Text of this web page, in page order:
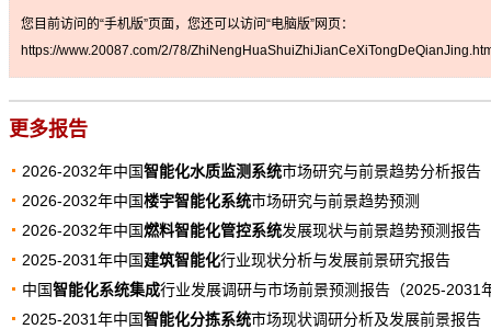
您目前访问的“手机版”页面，您还可以访问“电脑版”网页：
https://www.20087.com/2/78/
更多报告
2026-2032年中国智能化水质监测系统市场研究与前景趋势分析报告
2026-2032年中国楼宇智能化系统市场研究与前景趋势预测
2026-2032年中国燃料智能化管控系统发展现状与前景趋势预测报告
2025-2031年中国建筑智能化行业现状分析与发展前景研究报告
中国智能化系统集成行业发展调研与市场前景预测报告（2025-2031
2025-2031年中国智能化分拣系统市场现状调研分析及发展前景报告